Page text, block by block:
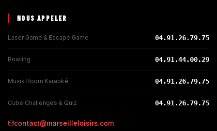
NOUS APPELER
Laser Game & Escape Game 04.91.26.79.75
Bowling 04.91.44.00.29
Musik Room Karaoké 04.91.26.79.75
Cube Challenges & Quiz 04.91.26.79.75
contact@marseilleloisirs.com